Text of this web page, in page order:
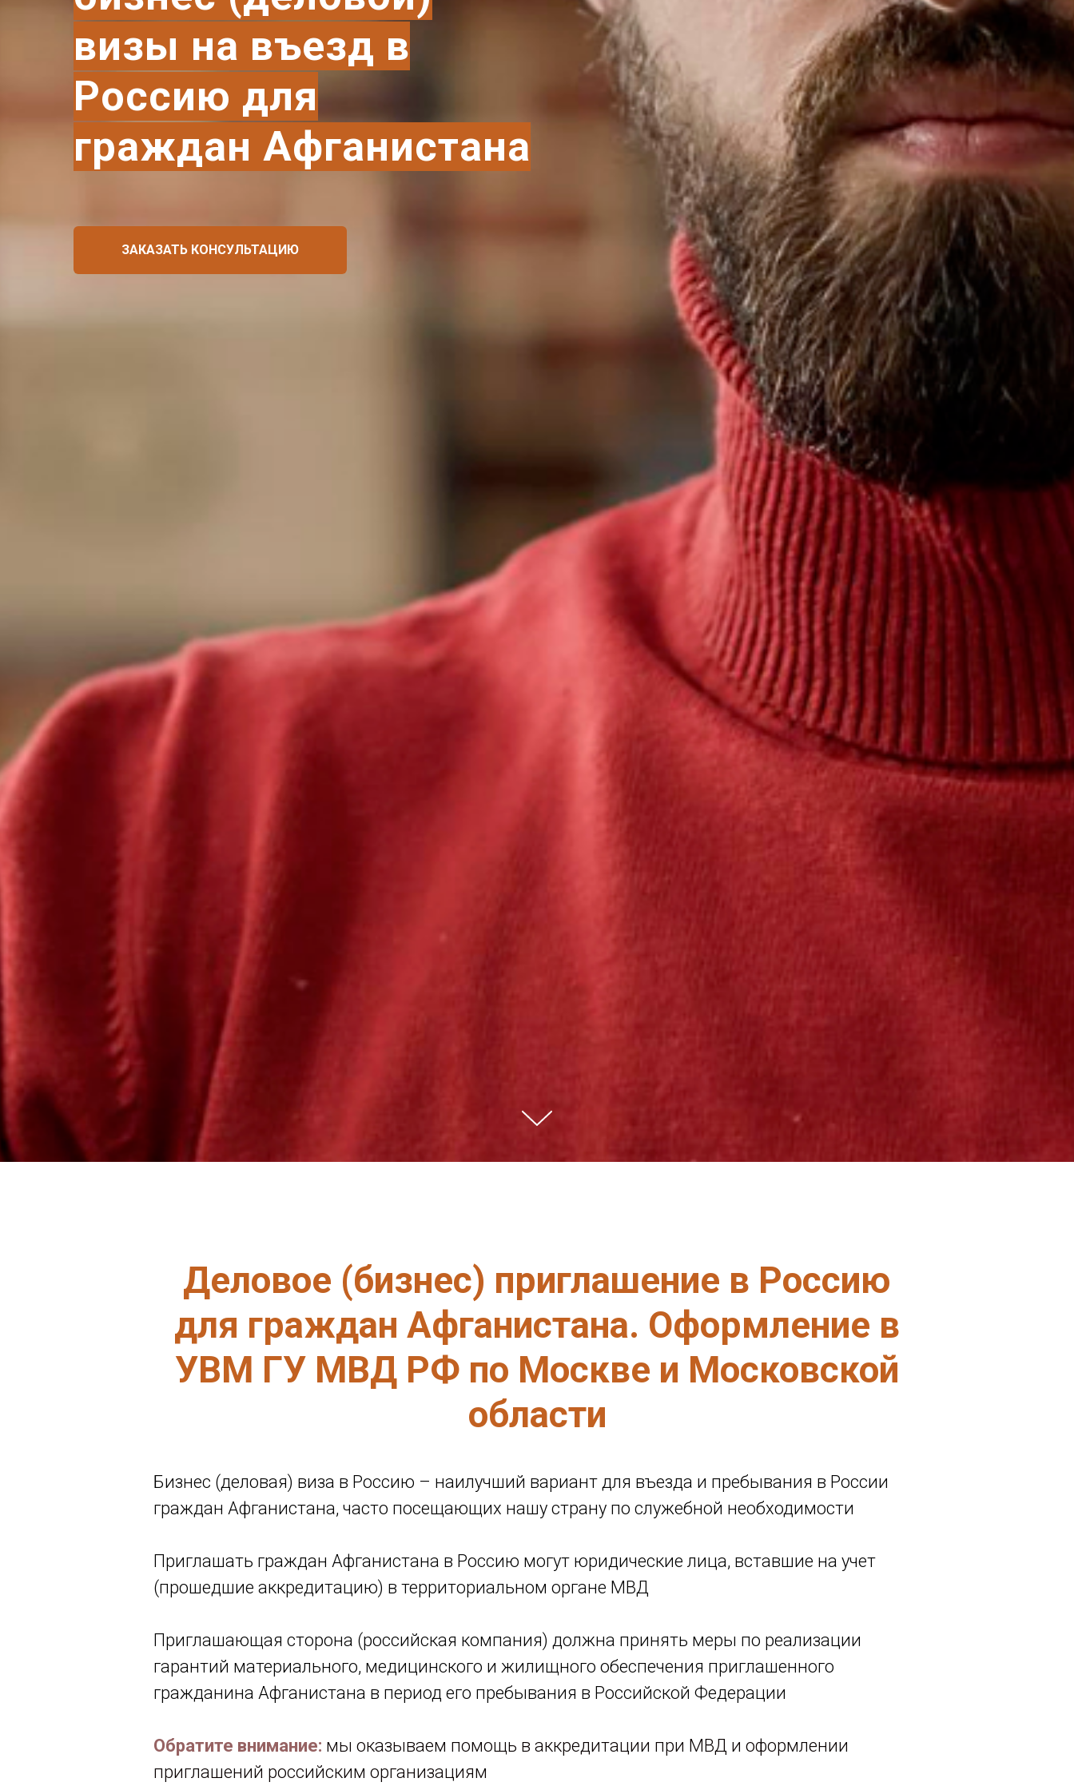
визы на въезд в
Россию для
граждан Афганистана
ЗАКАЗАТЬ КОНСУЛЬТАЦИЮ
Деловое (бизнес) приглашение в Россию
для граждан Афганистана. Оформление в
УВМ ГУ МВД РФ по Москве и Московской
области
Бизнес (деловая) виза в Россию – наилучший вариант для въезда и пребывания в России
граждан Афганистана, часто посещающих нашу страну по служебной необходимости
Приглашать граждан Афганистана в Россию могут юридические лица, вставшие на учет
(прошедшие аккредитацию) в территориальном органе МВД
Приглашающая сторона (российская компания) должна принять меры по реализации
гарантий материального, медицинского и жилищного обеспечения приглашенного
гражданина Афганистана в период его пребывания в Российской Федерации
Обратите внимание: мы оказываем помощь в аккредитации при МВД и оформлении
приглашений российским организациям